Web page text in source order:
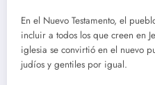
En el Nuevo Testamento, el
incluir a todos los que creen en
iglesia se convirtió en el nuevo
judíos y gentiles por igual.